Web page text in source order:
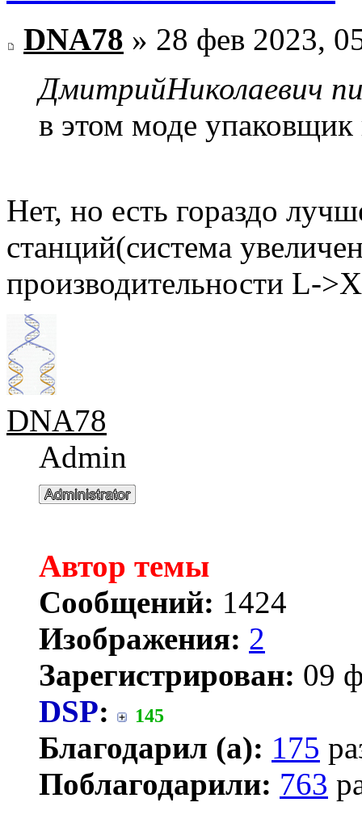
DNA78 » 28 фев 2023,
ДмитрийНиколаевич
в этом моде упаковщик
Нет, но есть гораздо
станций(система
производительности L-
DNA78
Admin
Автор темы
Сообщений: 1424
Изображения: 2
Зарегистрирован: 09
DSP: 145
Благодарил (а): 175
Поблагодарили: 763